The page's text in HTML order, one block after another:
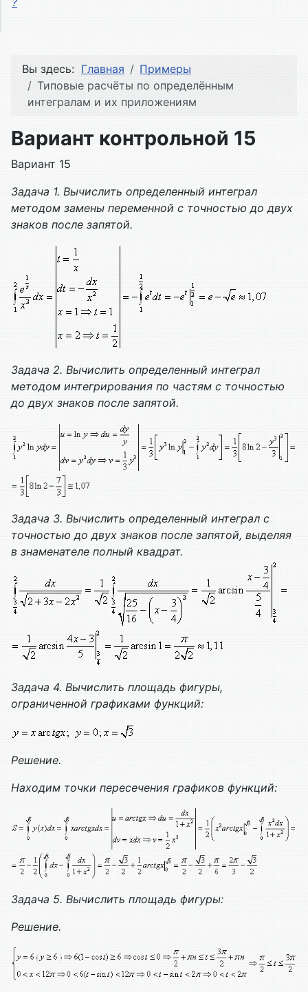
Вы здесь: Главная
Примеры
Типовые расчёты по определённым
интегралам и их приложениям
Вариант контрольной 15
Вариант 15
Задача 1. Вычислить определенный интеграл
методом замены переменной с точностью до двух
знаков после запятой.
Задача 2. Вычислить определенный интеграл
методом интегрирования по частям с точностью
до двух знаков после запятой.
Задача 3. Вычислить определенный интеграл с
точностью до двух знаков после запятой, выделяя
в знаменателе полный квадрат.
Задача 4. Вычислить площадь фигуры,
ограниченной графиками функций:
Решение.
Находим точки пересечения графиков функций:
Задача 5. Вычислить площадь фигуры:
Решение.